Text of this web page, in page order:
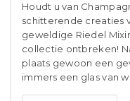
Houdt u van
schitterende creaties
geweldige Riedel
collectie ontbreken!
plaats gewoon een
immers een glas van